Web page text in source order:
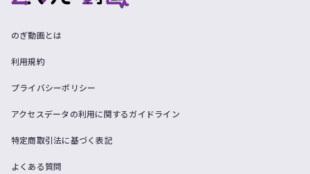
のぎ動画とは
利用規約
プライバシーポリシー
アクセスデータの利用に関するガイドライン
特定商取引法に基づく表記
よくある質問